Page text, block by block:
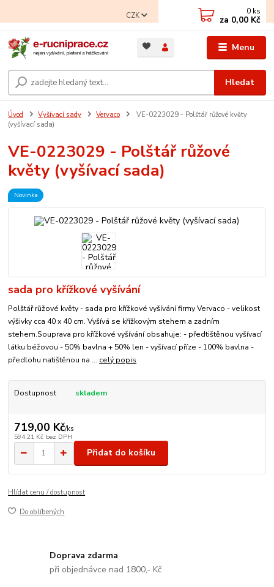
Menu
CZK
Hledat
0 ks
za 0,00 Kč
Úvod Vyšívací sady Vervaco
VE-0223029 - Polštář růžové květy
(vyšívací sada)
VE-0223029 - Polštář růžové
květy (vyšívací sada)
Novinka
sada pro křížkové vyšívání
Polštář růžové květy - sada pro křížkové vyšívání firmy Vervaco - velikost
výšivky cca 40 x 40 cm. Vyšívá se křížkovým stehem a zadním
stehem.Souprava pro křížkové vyšívání obsahuje: - předtištěnou vyšívací
látku béžovou - 50% bavlna + 50% len - vyšívací příze - 100% bavlna -
předlohu natištěnou na ... celý popis
Dostupnost skladem
719,00 Kč/ks
594,21 Kč bez DPH
Přidat do košíku
Hlídat cenu / dostupnost
Do oblíbených
Doprava zdarma
při objednávce nad 1800,- Kč